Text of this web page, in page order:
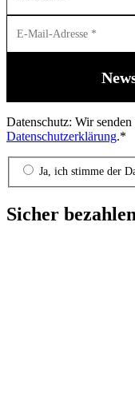
Datenschutz: Wir
Datenschutzerklärung.*
Ja, ich stimme der
Sicher bezahlen